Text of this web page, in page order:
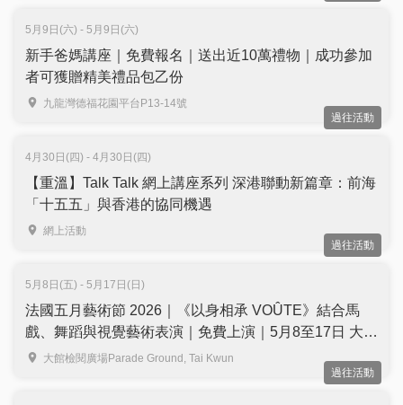
5月9日(六) - 5月9日(六)
新手爸媽講座｜免費報名｜送出近10萬禮物｜成功參加
者可獲贈精美禮品包乙份
九龍灣德福花園平台P13-14號
過往活動
4月30日(四) - 4月30日(四)
【重溫】Talk Talk 網上講座系列 深港聯動新篇章：前海
「十五五」與香港的協同機遇
網上活動
過往活動
5月8日(五) - 5月17日(日)
法國五月藝術節 2026｜《以身相承 VOÛTE》結合馬
戲、舞蹈與視覺藝術表演｜免費上演｜5月8至17日 大館
檢閱廣場
大館檢閱廣場Parade Ground, Tai Kwun
過往活動